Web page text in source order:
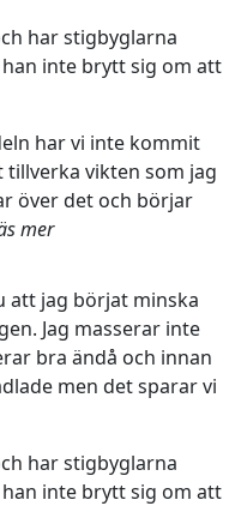
har stigbyglarna
inte brytt sig om att
har vi inte kommit
vikten som jag
över det och börjar
mer
att jag börjat minska
Jag masserar inte
bra ändå och innan
men det sparar vi
har stigbyglarna
inte brytt sig om att